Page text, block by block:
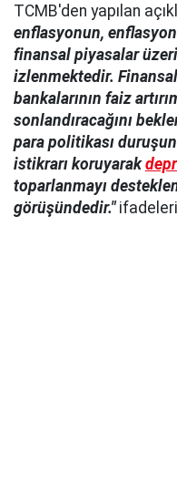
TCMB'den yapılan
enflasyonun,
finansal piyasalar
izlenmektedir.
bankalarının faiz
sonlandıracağını
para politikası
istikrarı koruyarak
toparlanmayı
görüşündedir."ifadeleri